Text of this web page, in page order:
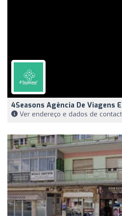
4Seasons Agência De Viagens
Ver endereço e dados de